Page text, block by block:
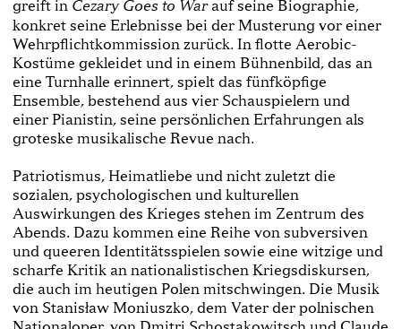
greift in Cezary Goes to Warauf seine Biographie,
konkret seine Erlebnisse bei der Musterung vor einer
Wehrpflichtkommission zurück. In flotte Aerobic-
Kostüme gekleidet und in einem Bühnenbild, das an
eine Turnhalle erinnert, spielt das fünfköpfige
Ensemble, bestehend aus vier Schauspielern und
einer Pianistin, seine persönlichen Erfahrungen als
groteske musikalische Revue nach.
Patriotismus, Heimatliebe und nicht zuletzt die
sozialen, psychologischen und kulturellen
Auswirkungen des Krieges stehen im Zentrum des
Abends. Dazu kommen eine Reihe von subversiven
und queeren Identitätsspielen sowie eine witzige und
scharfe Kritik an nationalistischen Kriegsdiskursen,
die auch im heutigen Polen mitschwingen. Die Musik
von Stanisław Moniuszko, dem Vater der polnischen